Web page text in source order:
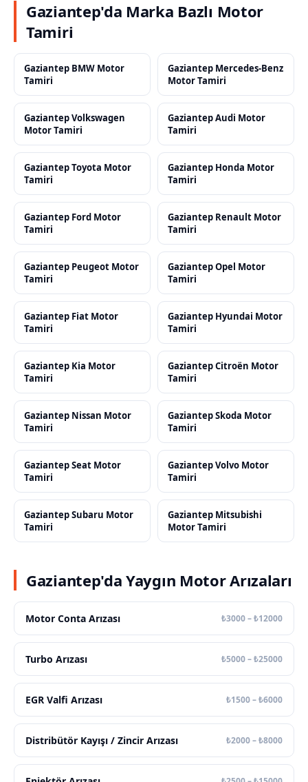
Gaziantep'da Marka Bazlı Motor
Tamiri
Gaziantep BMW Motor
Tamiri
Gaziantep Mercedes-Benz
Motor Tamiri
Gaziantep Volkswagen
Motor Tamiri
Gaziantep Audi Motor
Tamiri
Gaziantep Toyota Motor
Tamiri
Gaziantep Honda Motor
Tamiri
Gaziantep Ford Motor
Tamiri
Gaziantep Renault Motor
Tamiri
Gaziantep Peugeot Motor
Tamiri
Gaziantep Opel Motor
Tamiri
Gaziantep Fiat Motor
Tamiri
Gaziantep Hyundai Motor
Tamiri
Gaziantep Kia Motor
Tamiri
Gaziantep Citroën Motor
Tamiri
Gaziantep Nissan Motor
Tamiri
Gaziantep Skoda Motor
Tamiri
Gaziantep Seat Motor
Tamiri
Gaziantep Volvo Motor
Tamiri
Gaziantep Subaru Motor
Tamiri
Gaziantep Mitsubishi
Motor Tamiri
Gaziantep'da Yaygın Motor Arızaları
Motor Conta Arızası ₺3000 – ₺12000
Turbo Arızası ₺5000 – ₺25000
EGR Valfi Arızası ₺1500 – ₺6000
Distribütör Kayışı / Zincir Arızası ₺2000 – ₺8000